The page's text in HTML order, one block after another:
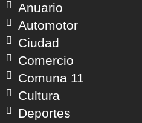
Anuario
Automotor
Ciudad
Comercio
Comuna 11
Cultura
Deportes